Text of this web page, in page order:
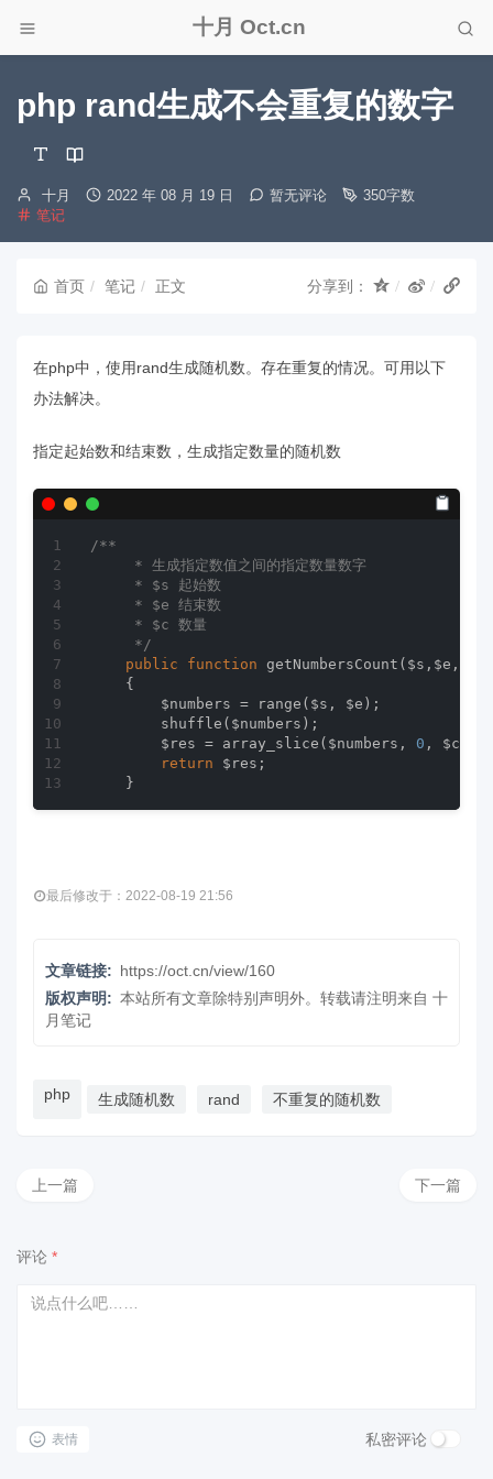
十月 Oct.cn
php rand生成不会重复的数字
博
主：
十月
发
2022 年 08 月 19 日 暂无评论
350字数
分
笔记
首页 笔记 正文 分享到：
在php中，使用rand生成随机数。存在重复的情况。可用以下
办法解决。
指定起始数和结束数，生成指定数量的随机数
/**
     * 生成指定数值之间的指定数量数字
     * $s 起始数
     * $e 结束数
     * $c 数量
     */
public
function getNumbersCount ($s,$e,$c)
{
        $numbers = range($s, $e);
        shuffle($numbers);
        $res = array_slice($numbers,
0 , $c);
return $res;
    }
最后修改于：2022-08-19 21:56
文章链接: https://oct.cn/view/160
版权声明: 本站所有文章除特别声明外。转载请注明来自 十
月笔记
php 生成随机数 rand 不重复的随机数
下一篇
上一篇
评论 *
表情 私密评论